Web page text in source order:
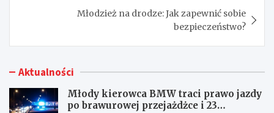
Młodzież na drodze: Jak zapewnić sobie
bezpieczeństwo?
Aktualności
Młody kierowca BMW traci prawo jazdy
po brawurowej przejażdżce i 23